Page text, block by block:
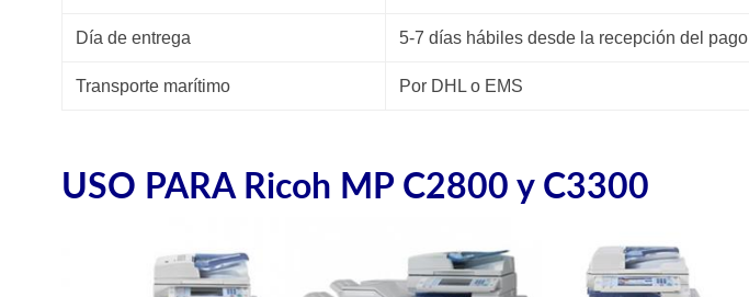
Día de entrega 5-7 días hábiles desde la recepción del pago
Transporte marítimo Por DHL o EMS
USO PARA Ricoh MP C2800 y C3300